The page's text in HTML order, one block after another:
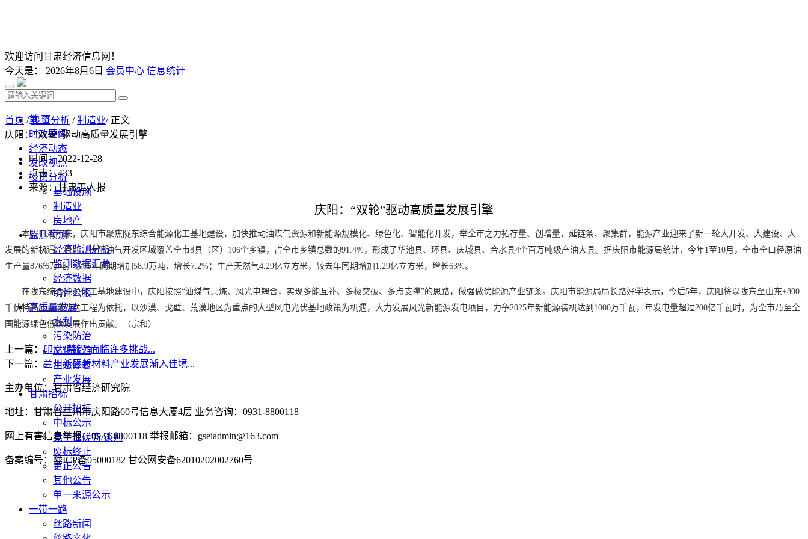
欢迎访问甘肃经济信息网！
今天是： 2026年8月6日 会员中心 信息统计
首 页
时政要闻
经济动态
发改视点
投资分析
基础设施
制造业
房地产
监测预测
经济监测分析
监测数据汇总
经济数据
统计公报
高质量发展
水利
污染防治
文化旅游
生态修复
产业发展
甘肃招标
公开招标
中标公示
竞争性磋商/谈判
废标终止
更正公告
其他公告
单一来源公示
一带一路
丝路新闻
首页 /投资分析 /制造业/ 正文
庆阳：“双轮”驱动高质量发展引擎
时间：2022-12-28
点击：433
来源：甘肃工人报
庆阳：“双轮”驱动高质量发展引擎
本报讯近年来，庆阳市聚焦陇东综合能源化工基地建设，加快推动油煤气资源和新能源规模化、绿色化、智能化开发，举全市之力拓存量、创增量，延链条、聚集群，能源产业迎来了新一轮大开发、大建设、大
发展的新机遇。目前，庆阳油气开发区域覆盖全市8县（区）106个乡镇，占全市乡镇总数的91.4%，形成了华池县、环县、庆城县、合水县4个百万吨级产油大县。据庆阳市能源局统计，今年1至10月，全市全口径原油
生产量876.6万吨，较去年同期增加58.9万吨，增长7.2%；生产天然气4.29亿立方米，较去年同期增加1.29亿立方米，增长63%。
在陇东综合能源化工基地建设中，庆阳按照“油煤气共炼、风光电耦合，实现多能互补、多极突破、多点支撑”的思路，做强做优能源产业链条。庆阳市能源局局长路好学表示，今后5年，庆阳将以陇东至山东±800
千伏特高压直流外送工程为依托，以沙漠、戈壁、荒漠地区为重点的大型风电光伏基地政策为机遇，大力发展风光新能源发电项目，力争2025年新能源装机达到1000万千瓦，年发电量超过200亿千瓦时，为全市乃至全
国能源绿色低碳发展作出贡献。（宗和）
上一篇：印尼“禁铝”面临许多挑战...
下一篇：兰州新区新材料产业发展渐入佳境...
主办单位：甘肃省经济研究院
地址：甘肃省兰州市庆阳路60号信息大厦4层 业务咨询：0931-8800118
网上有害信息举报：0931-8800118 举报邮箱：gseiadmin@163.com
备案编号：陇ICP备05000182 甘公网安备62010202002760号